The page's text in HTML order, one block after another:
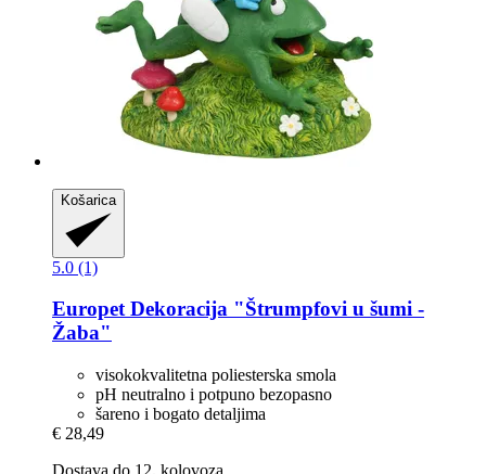
Košarica
5.0 (1)
EuropetDekoracija "Štrumpfovi u šumi -​
Žaba"
visokokvalitetna poliesterska smola
pH neutralno i potpuno bezopasno
šareno i bogato detaljima
€ 28,49
Dostava do 12. kolovoza